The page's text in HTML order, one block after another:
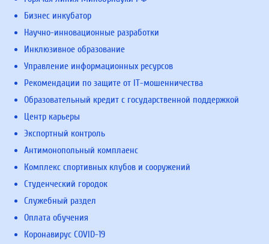
Бизнес инкубатор
Научно-инновационные разработки
Инклюзивное образование
Управление информационных ресурсов
Рекомендации по защите от IT-мошенничества
Образовательный кредит с государственной поддержкой
Центр карьеры
Экспортный контроль
Антимонопольный комплаенс
Комплекс спортивных клубов и сооружений
Студенческий городок
Служебный раздел
Оплата обучения
Коронавирус COVID-19